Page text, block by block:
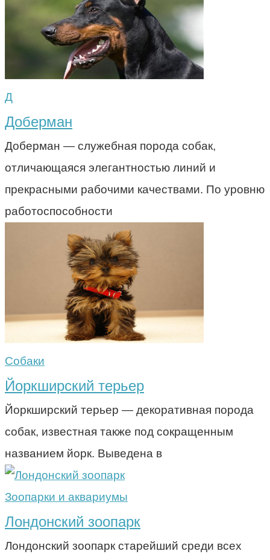
Д
Доберман
Доберман — служебная порода собак,
отличающаяся элегантностью линий и
прекрасными рабочими качествами. По уровню
работоспособности
Собаки
Йоркширский терьер
Йоркширский терьер — декоративная порода
собак, известная также под сокращенным
названием йорк. Выведена в
Зоопарки и аквариумы
Лондонский зоопарк
Лондонский зоопарк старейший среди всех